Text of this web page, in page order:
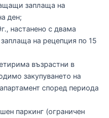
заплаща на
ден;
настанено с двама
на рецепция по 15
възрастни в
закупуването на
според периода
паркинг (ограничен